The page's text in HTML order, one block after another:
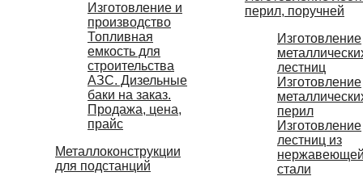
Изготовление и
производство
Топливная
емкость для
строительства
АЗС. Дизельные
баки на заказ.
Продажа, цена,
прайс
Металлоконструкции
для подстанций
перил, поручней
Изготовление
лестниц
Изготовление
перил
Изготовление
лестниц из
стали